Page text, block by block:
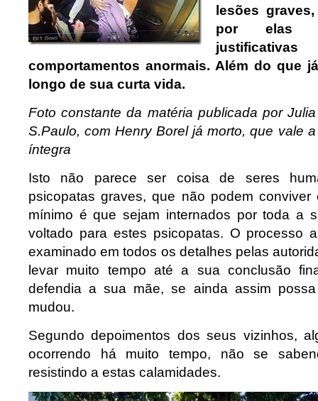
lesões
por elas
comportamentos anormais. Além do que
longo de sua curta vida.
Foto constante da matéria publicada por
S.Paulo, com Henry Borel já morto, que vale
íntegra
Isto não parece ser coisa de seres
psicopatas graves, que não podem
mínimo é que sejam internados por toda a
voltado para estes psicopatas. O processo
examinado em todos os detalhes pelas
levar muito tempo até a sua conclusão
defendia a sua mãe, se ainda assim
mudou.
Segundo depoimentos dos seus vizinhos,
ocorrendo há muito tempo, não se
resistindo a estas calamidades.